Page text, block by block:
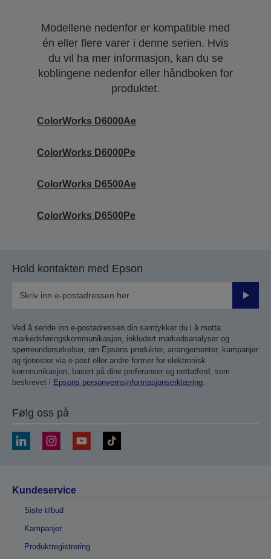
Modellene nedenfor er kompatible med
én eller flere varer i denne serien. Hvis
du vil ha mer informasjon, kan du se
koblingene nedenfor eller håndboken for
produktet.
ColorWorks D6000Ae
ColorWorks D6000Pe
ColorWorks D6500Ae
ColorWorks D6500Pe
Hold kontakten med Epson
Send
Ved å sende inn e-postadressen din samtykker du i å motta
markedsføringskommunikasjon, inkludert markedsanalyser og
spørreundersøkelser, om Epsons produkter, arrangementer, kampanjer
og tjenester via e-post eller andre former for elektronisk
kommunikasjon, basert på dine preferanser og nettatferd, som
beskrevet i Epsons personvernsinformasjonserklæring
Følg oss på
Kundeservice
Siste tilbud
Kampanjer
Produktregistrering